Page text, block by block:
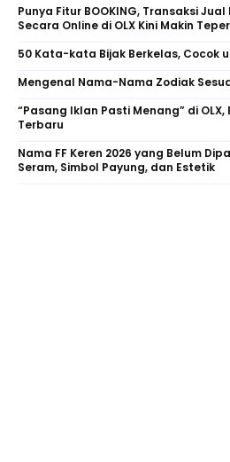
Punya Fitur BOOKING, Transaksi Jual
Secara Online di OLX Kini Makin
50 Kata-kata Bijak Berkelas, Cocok
Mengenal Nama-Nama Zodiak
“Pasang Iklan Pasti Menang” di
Terbaru
Nama FF Keren 2026 yang Belum
Seram, Simbol Payung, dan Estetik